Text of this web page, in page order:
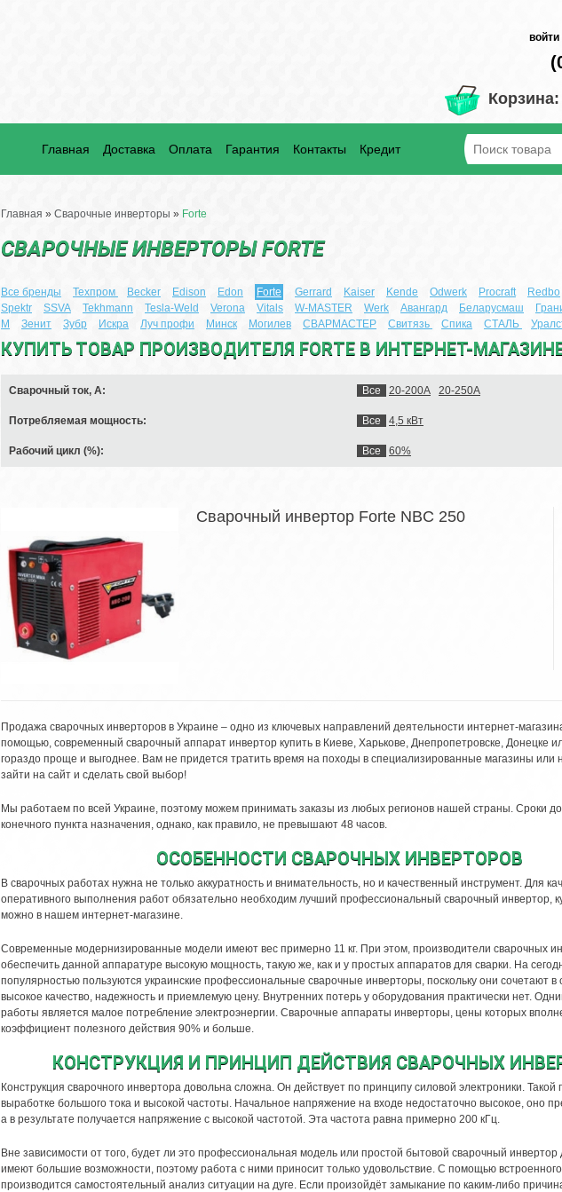
войти
Корзина:
Главная Доставка Оплата Гарантия Контакты Кредит
Главная » Сварочные инверторы » Forte
СВАРОЧНЫЕ ИНВЕРТОРЫ FORTE
Все бренды Техпром Becker Edison Edon Forte Gerrard Kaiser Kende Odwerk Procraft Redbo
Spektr
SSVA Tekhmann Tesla-Weld Verona Vitals W-MASTER Werk Авангард Беларусмаш
М
Зенит Зубр Искра Луч профи Минск Могилев СВАРМАСТЕР Свитязь Спика СТАЛЬ
КУПИТЬ ТОВАР ПРОИЗВОДИТЕЛЯ FORTE В ИНТЕРНЕТ-
Сварочный ток, А: Все 20-200А 20-250А
Потребляемая мощность: Все 4,5 кВт
Рабочий цикл (%): Все 60%
Сварочный инвертор Forte NBC 250
Продажа сварочных инверторов в Украине – одно из ключевых направлений деятельности интернет-
помощью, современный сварочный аппарат инвертор купить в Киеве, Харькове, Днепропетровске, Донецке
гораздо проще и выгоднее. Вам не придется тратить время на походы в специализированные магазины или
зайти на сайт и сделать свой выбор!
Мы работаем по всей Украине, поэтому можем принимать заказы из любых регионов нашей страны. Сроки
конечного пункта назначения, однако, как правило, не превышают 48 часов.
ОСОБЕННОСТИ СВАРОЧНЫХ ИНВЕРТОРОВ
В сварочных работах нужна не только аккуратность и внимательность, но и качественный инструмент. Для
оперативного выполнения работ обязательно необходим лучший профессиональный сварочный инвертор,
можно в нашем интернет-магазине.
Современные модернизированные модели имеют вес примерно 11 кг. При этом, производители сварочных
обеспечить данной аппаратуре высокую мощность, такую же, как и у простых аппаратов для сварки. На
популярностью пользуются украинские профессиональные сварочные инверторы, поскольку они сочетают в
высокое качество, надежность и приемлемую цену. Внутренних потерь у оборудования практически нет.
работы является малое потребление электроэнергии. Сварочные аппараты инверторы, цены которых
коэффициент полезного действия 90% и больше.
КОНСТРУКЦИЯ И ПРИНЦИП ДЕЙСТВИЯ СВАРОЧНЫХ
Конструкция сварочного инвертора довольна сложна. Он действует по принципу силовой электроники.
выработке большого тока и высокой частоты. Начальное напряжение на входе недостаточно высокое, оно
а в результате получается напряжение с высокой частотой. Эта частота равна примерно 200 кГц.
Вне зависимости от того, будет ли это профессиональная модель или простой бытовой сварочный инвертор
имеют большие возможности, поэтому работа с ними приносит только удовольствие. С помощью
производится самостоятельный анализ ситуации на дуге. Если произойдёт замыкание по каким-либо